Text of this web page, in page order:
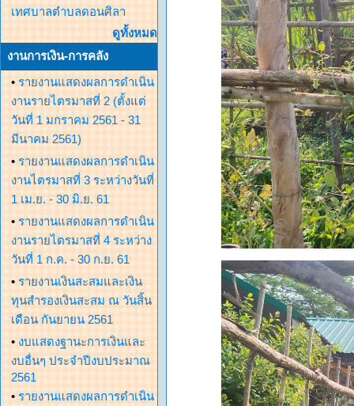
เทศบาลตำบลดอนศิลา
ดูทั้งหมด
งานการเงิน-การคลัง
• รายงานแสดงผลการดำเนิน
งานรายไตรมาสที่ 2 (ตั้งแต่
วันที่ 1 มกราคม 2561 - 31
มีนาคม 2561)
• รายงานแสดงผลการดำเนิน
งานไตรมาสที่ 3 ระหว่างวันที่
1 เม.ย. - 30 มิ.ย. 61
• รายงานแสดงผลการดำเนิน
งานรายไตรมาสที่ 4 ระหว่าง
วันที่ 1 ก.ค. - 30 ก.ย. 61
• รายงานเงินสะสมและเงิน
ทุนสำรองเงินสะสม ณ วันสิ้น
เดือน กันยายน 2561
• งบแสดงฐานะการเงินและ
งบอื่นๆ ประจำปีงบประมาณ
2561
• รายงานแสดงผลการดำเนิน